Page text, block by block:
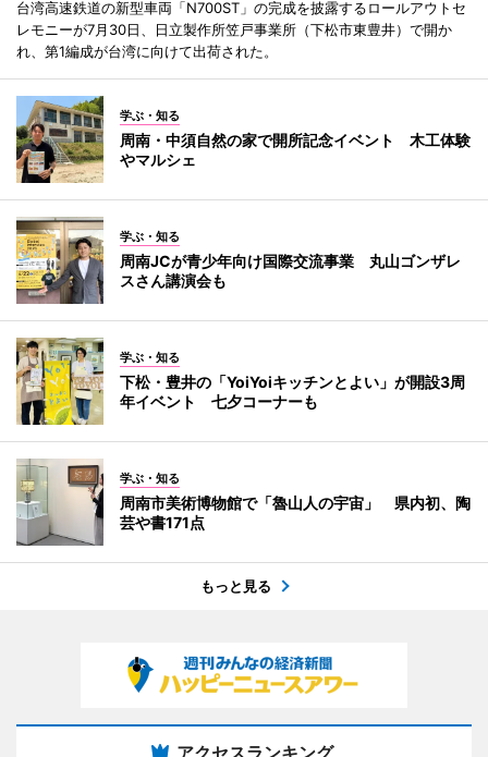
台湾高速鉄道の新型車両「N700ST」の完成を披露するロールアウトセ
レモニーが7月30日、日立製作所笠戸事業所（下松市東豊井）で開か
れ、第1編成が台湾に向けて出荷された。
学ぶ・知る
周南・中須自然の家で開所記念イベント 木工体験
やマルシェ
学ぶ・知る
周南JCが青少年向け国際交流事業 丸山ゴンザレ
スさん講演会も
学ぶ・知る
下松・豊井の「YoiYoiキッチンとよい」が開設3周
年イベント 七夕コーナーも
学ぶ・知る
周南市美術博物館で「魯山人の宇宙」 県内初、陶
芸や書171点
もっと見る